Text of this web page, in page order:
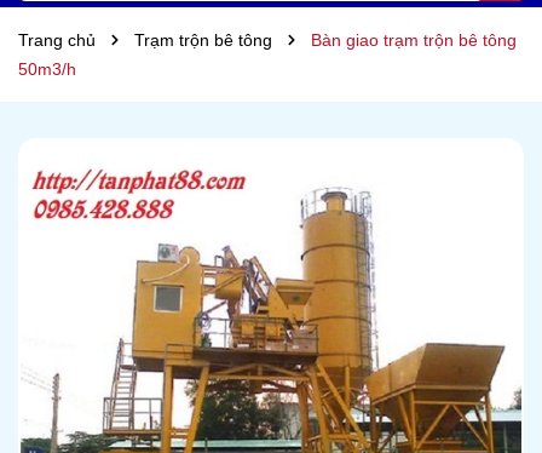
Trang chủ Trạm trộn bê tông
Bàn giao trạm trộn bê tông
50m3/h